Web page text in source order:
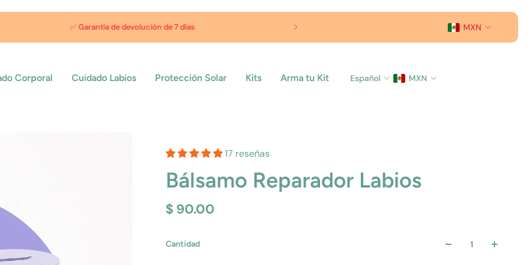
Envío gratis en compras mayores a $800 MXN
Corporal Cuidado Labios Protección Solar Kits Arma tu Kit Español MXN
17 reseñas
Bálsamo Reparador Labios
$ 90.00
Cantidad